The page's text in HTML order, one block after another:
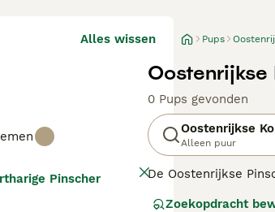
Alles wissen
Pinscher
Pups
Oostenrijkse
0 Pups gevonden
Oostenrijkse
Alleen puur
De Oostenrijkse
Zoekopdracht